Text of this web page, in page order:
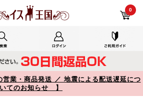
0
業・商品発送 ／ 地震による配送遅延につ
いてのお知らせ 】